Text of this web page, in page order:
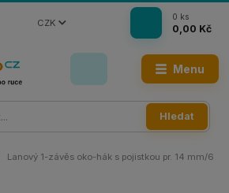
Menu
CZK
Hledat
0 ks
0,00 Kč
Lanový 1-závěs oko-hák s pojistkou pr. 14 mm/6